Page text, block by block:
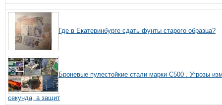
Где в Екатеринбурге сдать фунты старого образца?
Броневые пулестойкие стали марки С500 . Угрозы
секунда, а защит